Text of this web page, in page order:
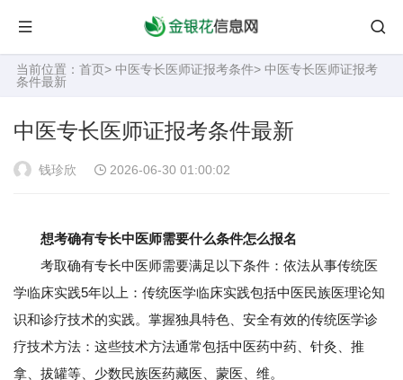
当前位置： 首页> 中医专长医师证报考条件> 中医专长医师证报考
条件最新
中医专长医师证报考条件最新
钱珍欣 2026-06-30 01:00:02
想考确有专长中医师需要什么条件怎么报名
考取确有专长中医师需要满足以下条件：依法从事传统医
学临床实践5年以上：传统医学临床实践包括中医民族医理论知
识和诊疗技术的实践。掌握独具特色、安全有效的传统医学诊
疗技术方法：这些技术方法通常包括中医药中药、针灸、推
拿、拔罐等、少数民族医药藏医、蒙医、维。